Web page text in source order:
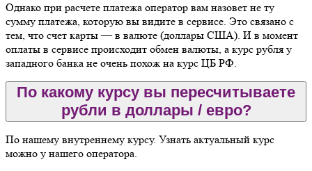
Однако при расчете платежа оператор вам назовет не ту
сумму платежа, которую вы видите в сервисе. Это связано с
тем, что счет карты — в валюте (доллары США). И в момент
оплаты в сервисе происходит обмен валюты, а курс рубля у
западного банка не очень похож на курс ЦБ РФ.
По какому курсу вы пересчитываете
рубли в доллары / евро?
По нашему внутреннему курсу. Узнать актуальный курс
можно у нашего оператора.